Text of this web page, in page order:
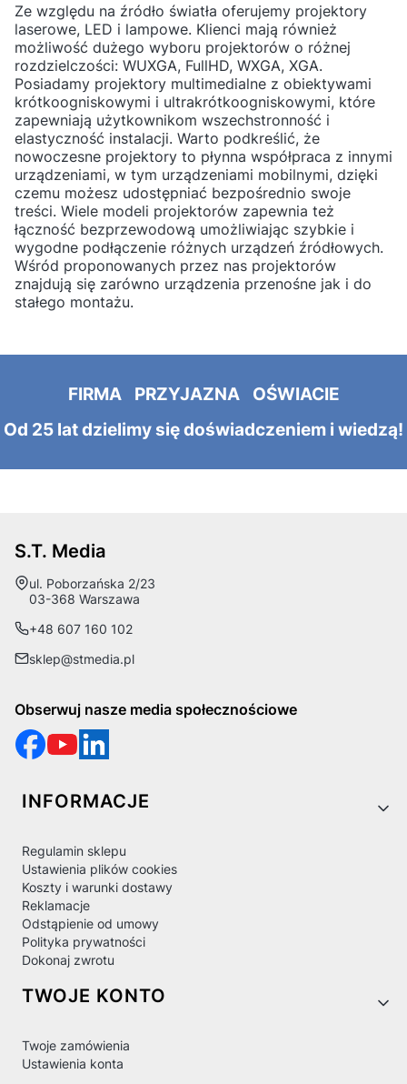
Ze względu na źródło światła oferujemy projektory
laserowe, LED i lampowe. Klienci mają również
możliwość dużego wyboru projektorów o różnej
rozdzielczości: WUXGA, FullHD, WXGA, XGA.
Posiadamy projektory multimedialne z obiektywami
krótkoogniskowymi i ultrakrótkoogniskowymi, które
zapewniają użytkownikom wszechstronność i
elastyczność instalacji. Warto podkreślić, że
nowoczesne projektory to płynna współpraca z innymi
urządzeniami, w tym urządzeniami mobilnymi, dzięki
czemu możesz udostępniać bezpośrednio swoje
treści. Wiele modeli projektorów zapewnia też
łączność bezprzewodową umożliwiając szybkie i
wygodne podłączenie różnych urządzeń źródłowych.
Wśród proponowanych przez nas projektorów
znajdują się zarówno urządzenia przenośne jak i do
stałego montażu.
FIRMA PRZYJAZNA OŚWIACIE
Od 25 lat dzielimy się doświadczeniem i wiedzą!
S.T. Media
Adres:
ul. Poborzańska 2/23
03-368 Warszawa
+48 607 160 102
sklep@stmedia.pl
Obserwuj nasze media społecznościowe
Linki w stopce
INFORMACJE
Regulamin sklepu
Ustawienia plików cookies
Koszty i warunki dostawy
Reklamacje
Odstąpienie od umowy
Polityka prywatności
Dokonaj zwrotu
TWOJE KONTO
Twoje zamówienia
Ustawienia konta